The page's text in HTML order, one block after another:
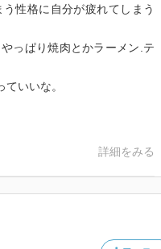
性格に自分が疲れてしまう
っぱり焼肉とかラーメン.テ
いいな。
詳細をみる